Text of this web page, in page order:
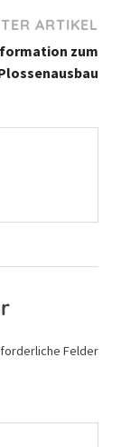
ARTIKEL
zum
Felder